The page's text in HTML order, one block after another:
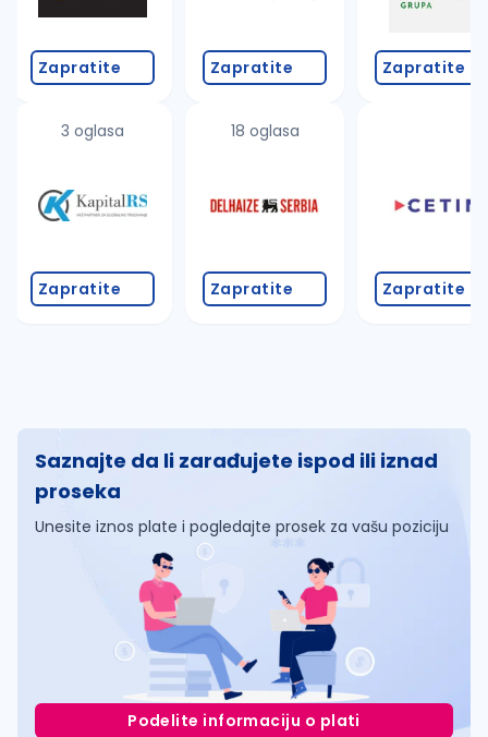
Zapratite
3 oglasa
Zapratite
Zapratite
18 oglasa
Zapratite
Zapratite
Zapratite
Saznajte da li zarađujete ispod ili iznad
proseka
Unesite iznos plate i pogledajte prosek za vašu poziciju
Podelite informaciju o plati